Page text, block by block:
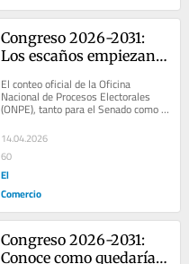
Congreso 2026-2031:
Los escaños empiezan a
primeros rostros para
Senado y diputados
El conteo oficial de la Oficina
Nacional de Procesos Electorales
(ONPE), tanto para el Senado como
para la Cámara de Diputados, avanza
a menor ritmo...
14.04.2026
60
El
Comercio
Congreso 2026-2031:
Conoce como quedaría